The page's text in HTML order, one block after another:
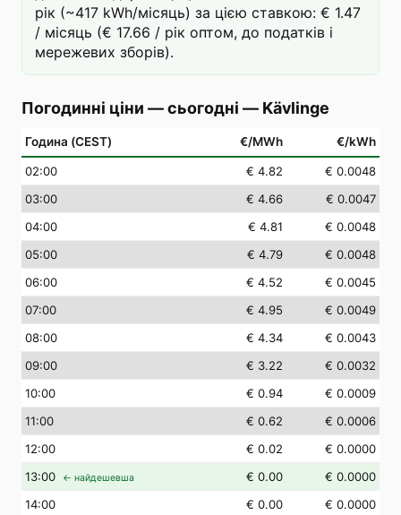
рік (~417 kWh/місяць) за цією ставкою: € 1.47
/ місяць (€ 17.66 / рік оптом, до податків і
мережевих зборів).
Погодинні ціни — сьогодні — Kävlinge
Година (CEST) €/MWh €/kWh
02:00 € 4.82
€ 0.0048
03:00 € 4.66
€ 0.0047
04:00 € 4.81
€ 0.0048
05:00 € 4.79
€ 0.0048
06:00 € 4.52
€ 0.0045
07:00 € 4.95
€ 0.0049
08:00 € 4.34
€ 0.0043
09:00 € 3.22
€ 0.0032
10:00 € 0.94
€ 0.0009
11:00 € 0.62
€ 0.0006
12:00 € 0.02
€ 0.0000
13:00 ← найдешевша € 0.00
€ 0.0000
14:00 € 0.00
€ 0.0000